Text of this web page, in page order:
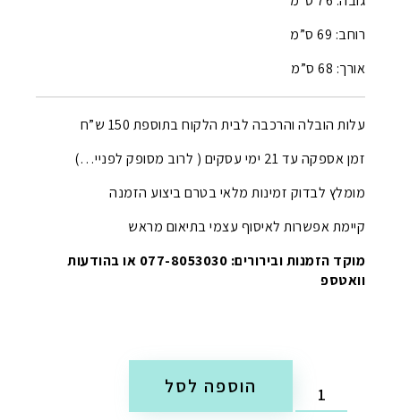
רוחב: 69 ס”מ
אורך: 68 ס”מ
עלות הובלה והרכבה לבית הלקוח בתוספת 150 ש”ח
זמן אספקה עד 21 ימי עסקים ( לרוב מסופק לפניי…)
מומלץ לבדוק זמינות מלאי בטרם ביצוע הזמנה
קיימת אפשרות לאיסוף עצמי בתיאום מראש
מוקד הזמנות ובירורים: 077-8053030 או בהודעות
וואטספ
הוספה לסל